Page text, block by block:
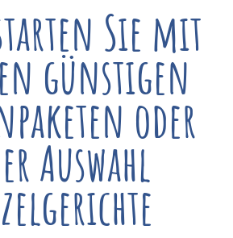
Sie mit
günstigen
oder
Auswahl